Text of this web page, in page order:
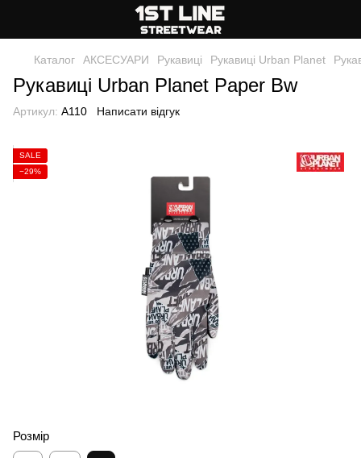
Каталог АКСЕСУАРИ Рукавиці Рукавиці Urban Planet
Рукавиці Urban Planet Paper Bw
Артикул: A110 Написати відгук
SALE
−29%
Розмір